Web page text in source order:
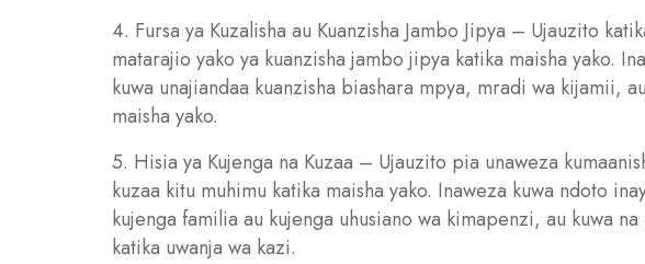
4. Fursa ya Kuzalisha au Kuanzisha Jambo Jipya – Ujauzito
matarajio yako ya kuanzisha jambo jipya katika maisha yako.
kuwa unajiandaa kuanzisha biashara mpya, mradi wa kijamii,
maisha yako.
5. Hisia ya Kujenga na Kuzaa – Ujauzito pia unaweza
kuzaa kitu muhimu katika maisha yako. Inaweza kuwa ndoto
kujenga familia au kujenga uhusiano wa kimapenzi, au kuwa
katika uwanja wa kazi.